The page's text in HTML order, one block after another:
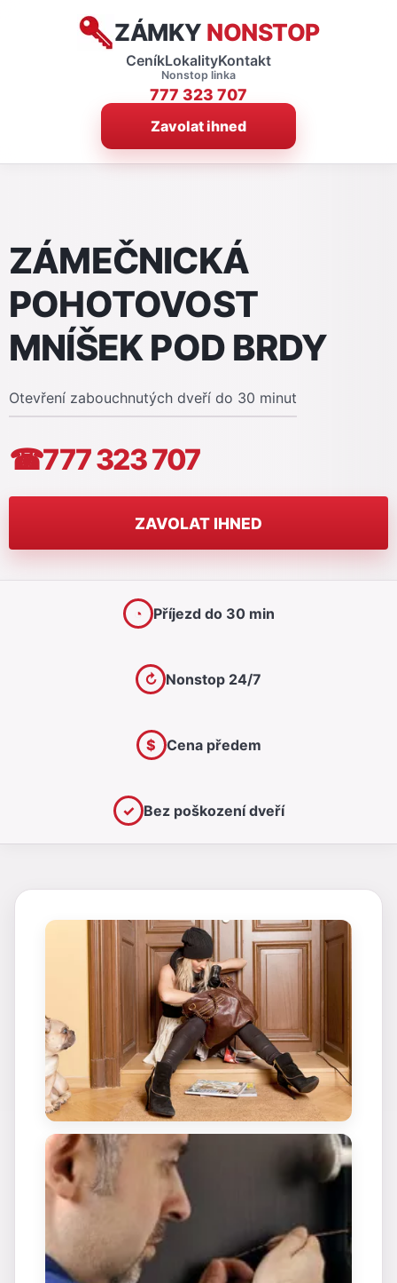
ZÁMKY NONSTOP
CeníkLokalityKontakt
Nonstop linka
777 323 707
Zavolat ihned
ZÁMEČNICKÁ
POHOTOVOST
MNÍŠEK POD BRDY
Otevření zabouchnutých dveří do 30 minut
☎777 323 707
ZAVOLAT IHNED
◔ Příjezd do 30 min
↻ Nonstop 24/7
$ Cena předem
✓ Bez poškození dveří